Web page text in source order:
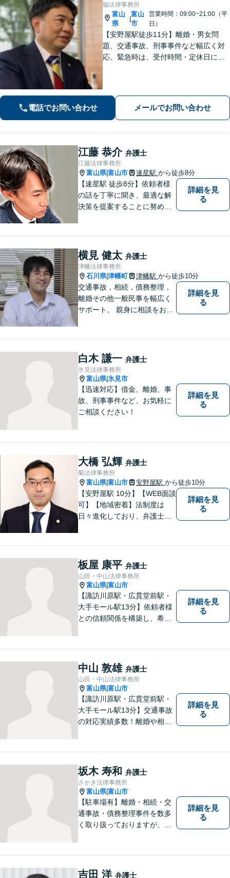
脇法律事務所
富山
県
|
富山
市
営業時間：09:00~21:00（平
日）
【安野屋駅徒歩11分】離婚・男女問
題、交通事故、刑事事件など幅広く対
応。緊急時は、受付時間・定休日に関
相談可】
電話でお問い合わせ メールでお問い合わせ
江藤 恭介 弁護士
江藤法律事務所
富山県|富山市 速星駅 から徒歩8分
【速星駅 徒歩8分】依頼者様
の話を丁寧に聞き、最適な解
決策を提案することに努めて
ださい。
詳細を見
る
横見 健太 弁護士
津幡法律事務所
石川県|津幡町 津幡駅 から徒歩10分
交通事故，相続，債務整理，
離婚その他一般民事を幅広く
サポート。 親身に相談をお聞
詳細を見
る
白木 謙一 弁護士
氷見法律事務所
富山県| 氷見市
【迅速対応】借金、離婚、事
故、刑事事件など、お気軽に
ご相談ください！
詳細を見
る
大橋 弘輝 弁護士
菊法律事務所
富山県|富山市 安野屋駅 から徒歩10分
【安野屋駅 10分】【WEB面談
可】【地域密着】法制度は
日々進化しており、弁護士に
の声にしっかり耳を傾ける姿
勢は変わりません。
詳細を見
る
板屋 康平 弁護士
山田・中山法律事務所
富山県|富山市
【諏訪川原駅・広貫堂前駅・
大手モール駅13分】依頼者様
との信頼関係を構築し、希望
したことでも、ぜひお気軽に
ご相談ください。平日夜間相
談OK！【複数弁護士在籍】
詳細を見
る
中山 敦雄 弁護士
山田・中山法律事務所
富山県|富山市
【諏訪川原駅・広貫堂前駅・
大手モール駅13分】交通事故
の対応実績多数！離婚や相続
抱える前に、私と一緒に最善
策がないか考えてみません
か？【複数弁護士在籍】
詳細を見
る
坂木 寿和 弁護士
さかき法律事務所
富山県|富山市
【駐車場有】離婚・相続・交
通事故・債務整理事件を数多
く取り扱っておりますが、そ
た」「少しほっとしました」
というお声をいただけるよう
詳細を見
る
吉田 洋 弁護士